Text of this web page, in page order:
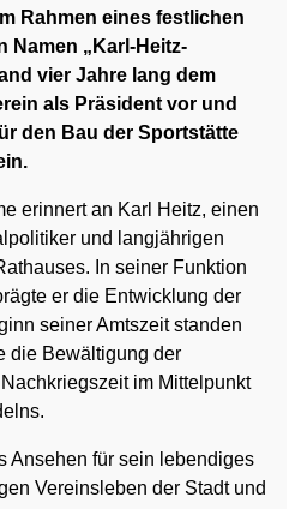
Rahmen eines festlichen
Namen „Karl-Heitz-
vier Jahre lang dem
als Präsident vor und
den Bau der Sportstätte
erinnert an Karl Heitz, einen
und langjährigen
In seiner Funktion
er die Entwicklung der
seiner Amtszeit standen
die Bewältigung der
im Mittelpunkt
Ansehen für sein lebendiges
Vereinsleben der Stadt und